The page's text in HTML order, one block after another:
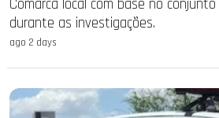
Comarca local com base no
durante as investigações.
ago 2 days